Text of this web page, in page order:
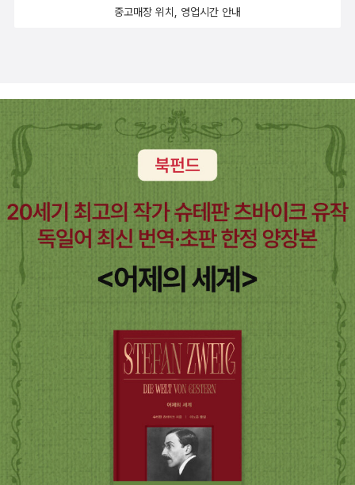
해서 그 자리에까지 올라갈 수 있었는지 무척이나 궁금한데, 이 책에
지만, 솔직히 말해서 먹을 것도 못먹고 잠잘것도 제대로 못 자면서 정
말 죽을 것처럼 노력하는 사람은 생각보다 많지 않다. 대부분의 사람
들은 현재 생활에 만족하며 아주 조금 어려운 일이 닥쳤을 때 쉽게 좌
절해버린다. 하지만 정말 성공한 사람들은 어떤 일이 있어도 해결할
명확한 목표가 그들의 성공 비결이다. 그리고 또 한가지 중요한 것은
사회적으로 어느정도 안정된 위치에 오르고 난 후에는 이들의 부를
사회에 환원하는 것을 잊지 않았다는 것이다. 사실 우리나라의 대기
업들이 예전에 많이 비난을 받았던 것은 자신의 부를 쌓는 것에만 집
중을 하고 사회적인 역할에 대해서는 신경을 쓰지 않았던 탓도 있다.
어떤 사람이 성공을 하기 위해서는 주변의 수많은 사람들의 땀방울이
모여서 이루어진 것일 텐데, 오직 자신의 능력만으로 성공했다고 믿
는 큰 오류를 저지른 것이다. 책에 등장하는 사람들은 아무리 어려울
때라도 사회적인 기부활동을 잊지 않고 실천한 덕분에 부와 함께 주
변 사람들의 존경을 얻을 수 있었다. 진정으로 성공하고 싶다면 절대
포기하지 말아라. 그렇다면 분명히 성공을 할 수 있을 것이라 굳게 믿
는다. 이것은 미국 뿐만이 아니라 전세계에서 통하는 진리이다.
중고매장 위치, 영업시간 안내